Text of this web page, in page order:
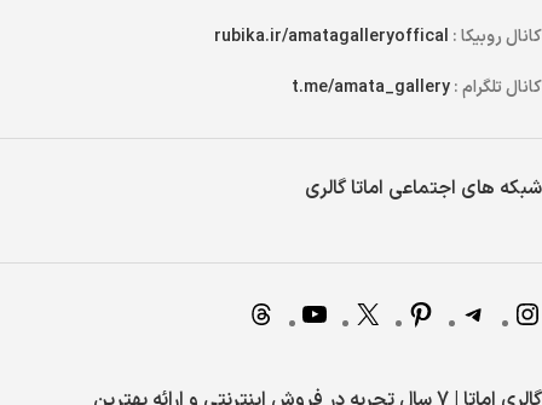
کانال روبیکا : rubika.ir/amatagalleryoffical
کانال تلگرام :t.me/amata_gallery
شبکه های اجتماعی اماتا گالری